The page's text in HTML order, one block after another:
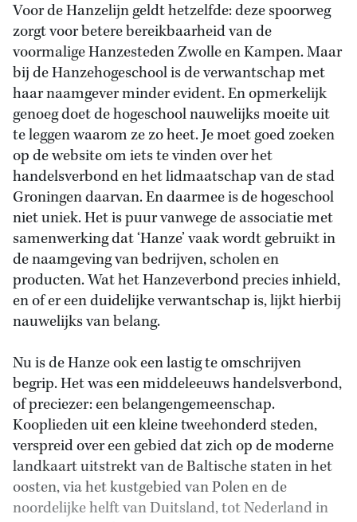
Voor de Hanzelijn geldt hetzelfde: deze spoorweg
zorgt voor betere bereikbaarheid van de
voormalige Hanzesteden Zwolle en Kampen. Maar
bij de Hanzehogeschool is de verwantschap met
haar naamgever minder evident. En opmerkelijk
genoeg doet de hogeschool nauwelijks moeite uit
te leggen waarom ze zo heet. Je moet goed zoeken
op de website om iets te vinden over het
handelsverbond en het lidmaatschap van de stad
Groningen daarvan. En daarmee is de hogeschool
niet uniek. Het is puur vanwege de associatie met
samenwerking dat ‘Hanze’ vaak wordt gebruikt in
de naamgeving van bedrijven, scholen en
producten. Wat het Hanzeverbond precies inhield,
en of er een duidelijke verwantschap is, lijkt hierbij
nauwelijks van belang.
Nu is de Hanze ook een lastig te omschrijven
begrip. Het was een middeleeuws handelsverbond,
of preciezer: een belangengemeenschap.
Kooplieden uit een kleine tweehonderd steden,
verspreid over een gebied dat zich op de moderne
landkaart uitstrekt van de Baltische staten in het
oosten, via het kustgebied van Polen en de
noordelijke helft van Duitsland, tot Nederland in